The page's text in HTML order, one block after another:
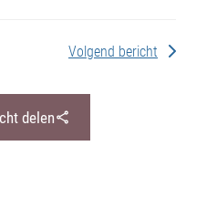
Volgend bericht
delen